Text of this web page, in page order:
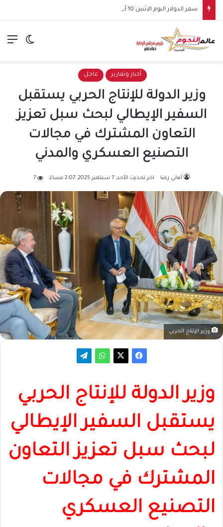
الوضع
أخبار وتقارير عاجل
وزير الدولة للإنتاج الحربي يستقبل
السفير الإيطالي لبحث سبل تعزيز
التعاون المشترك في مجالات
التصنيع العسكري والمدني
أماني رضا اخر تحديث الأحد, 7 سبتمبر 2025, 2:07 مساءً 7
وزير الإنتاج الحربي
وزير الدولة للإنتاج الحربي
يستقبل السفير الإيطالي
لبحث سبل تعزيز التعاون
المشترك في مجالات
التصنيع العسكري